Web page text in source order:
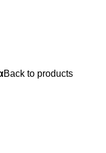
Back to products